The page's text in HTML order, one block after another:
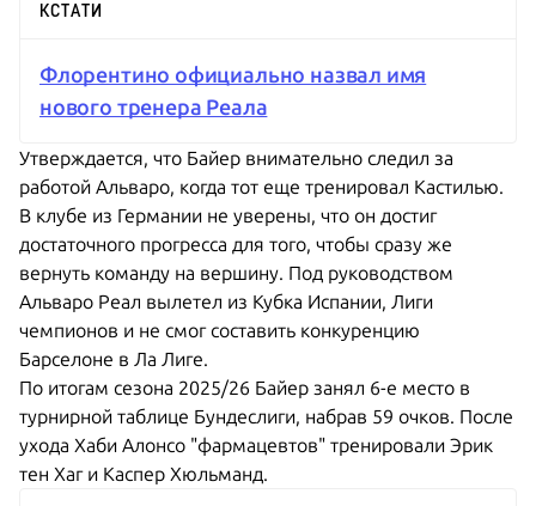
КСТАТИ
Флорентино официально назвал имя
нового тренера Реала
Утверждается, что Байер внимательно следил за
работой Альваро, когда тот еще тренировал Кастилью.
В клубе из Германии не уверены, что он достиг
достаточного прогресса для того, чтобы сразу же
вернуть команду на вершину. Под руководством
Альваро Реал вылетел из Кубка Испании, Лиги
чемпионов и не смог составить конкуренцию
Барселоне в Ла Лиге.
По итогам сезона 2025/26 Байер занял 6-е место в
турнирной таблице Бундеслиги, набрав 59 очков. После
ухода Хаби Алонсо "фармацевтов" тренировали Эрик
тен Хаг и Каспер Хюльманд.